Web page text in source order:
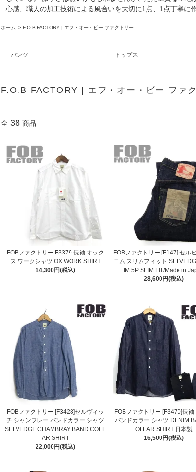
心感、職人の加工技術による風合いを大切に1点、1点丁寧に
ホーム > F.O.B FACTORY | エフ・オー・ビー ファクトリー
パンツ トップス
F.O.B FACTORY | エフ・オー・ビー ファ
全 38 商品
FOBファクトリー F3379 長袖 オック
ス ワークシャツ OX WORK SHIRT
14,300円(税込)
FOBファクトリー [F147] セル
ニム スリムフィット
IM 5P SLIM FIT/Made in
28,600円(税込)
FOBファクトリー [F3428]セルヴィッ
チ シャンブレー バンドカラー シャツ
SELVEDGE CHAMBRAY BAND COLL
AR SHIRT
22,000円(税込)
FOBファクトリー [F3470]長袖
バンドカラー シャツ DENIM
OLLAR SHIRT 日本製
16,500円(税込)